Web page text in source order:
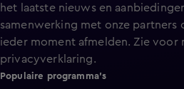
het laatste nieuws en
samenwerking met onze partners
ieder moment afmelden. Zie voor
privacyverklaring.
Populaire programma's